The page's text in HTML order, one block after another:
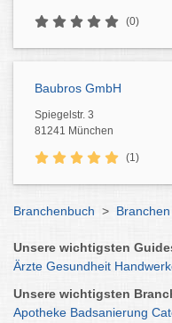
(0)
Baubros GmbH
Spiegelstr. 3
81241 München
(1)
Branchenbuch >
Unsere wichtigsten
Ärzte Gesundheit
Unsere wichtigsten
Apotheke Badsanierung